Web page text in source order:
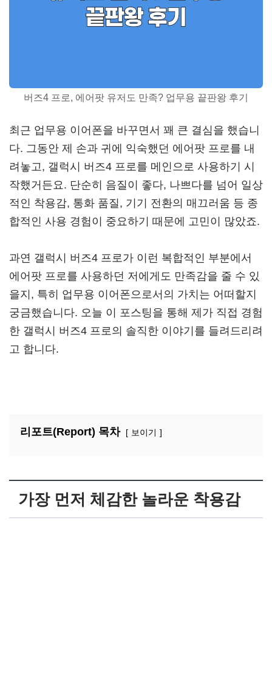
버즈4 프로, 에어팟 유저도 만족? 업무용 끝판왕 후기
최근 업무용 이어폰을 바꾸면서 꽤 큰 결심을 했습니
다. 그동안 제 손과 귀에 익숙했던 에어팟 프로를 내
려놓고, 갤럭시 버즈4 프로를 메인으로 사용하기 시
작했거든요. 단순히 음질이 좋다, 나쁘다를 넘어 일상
적인 착용감, 통화 품질, 기기 전환의 매끄러움 등 종
합적인 사용 경험이 중요하기 때문에 고민이 많았죠.
과연 갤럭시 버즈4 프로가 이런 복합적인 부분에서
에어팟 프로를 사용하던 저에게도 만족감을 줄 수 있
을지, 특히 업무용 이어폰으로서의 가치는 어떠할지
궁금했습니다. 오늘 이 포스팅을 통해 제가 직접 경험
한 갤럭시 버즈4 프로의 솔직한 이야기를 들려드리려
고 합니다.
리포트(Report) 목차 보이기
가장 먼저 체감한 놀라운 착용감